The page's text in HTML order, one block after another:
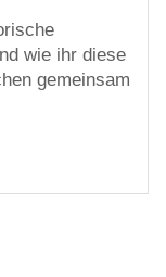
wie ihr diese
gemeinsam